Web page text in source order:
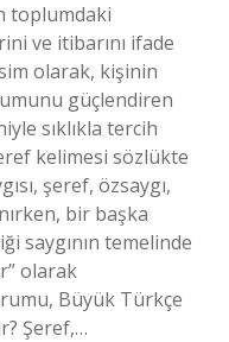
toplumdaki
ve itibarını ifade
olarak, kişinin
güçlendiren
sıklıkla tercih
kelimesi sözlükte
şeref, özsaygı,
bir başka
saygının temelinde
olarak
Büyük Türkçe
Şeref,…